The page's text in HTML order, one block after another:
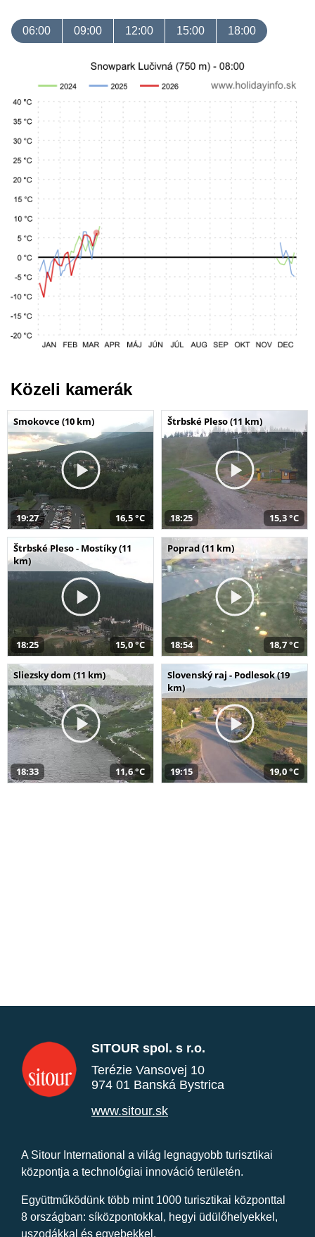
06:00 09:00 12:00 15:00 18:00
Közeli kamerák
Smokovce (10 km)
19:27 16,5 °C
Štrbské Pleso (11 km)
18:25 15,3 °C
Štrbské Pleso - Mostíky (11
km)
18:25 15,0 °C
Poprad (11 km)
18:54 18,7 °C
Sliezsky dom (11 km)
18:33 11,6 °C
Slovenský raj - Podlesok (19
km)
19:15 19,0 °C
SITOUR spol. s r.o.
Terézie Vansovej 10
974 01 Banská Bystrica
www.sitour.sk
A Sitour International a világ legnagyobb turisztikai
központja a technológiai innováció területén.
Együttműködünk több mint 1000 turisztikai központtal
8 országban: síközpontokkal, hegyi üdülőhelyekkel,
uszodákkal és egyebekkel.